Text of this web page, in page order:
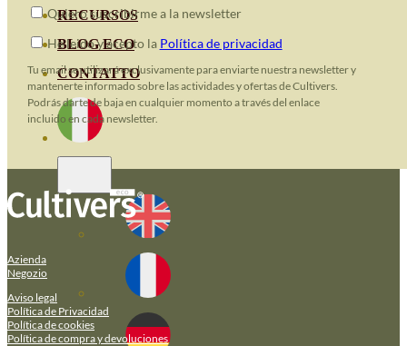
RECURSOS
BLOG ECO
CONTATTO
Quiero suscribirme a la newsletter
He leido y acepto la Política de privacidad
Tu email se utilizará exclusivamente para enviarte nuestra newsletter y
mantenerte informado sobre las actividades y ofertas de Cultivers.
Podrás darte de baja en cualquier momento a través del enlace
incluido en cada newsletter.
Azienda
Negozio
Aviso legal
Política de Privacidad
Política de cookies
Política de compra y devoluciones